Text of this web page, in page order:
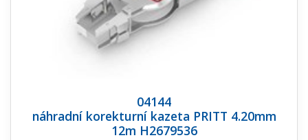
04144
náhradní korekturní kazeta PRITT 4.20mm
12m H2679536